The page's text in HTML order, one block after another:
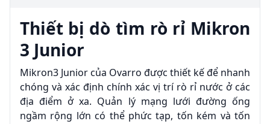
Thiết bị dò tìm rò rỉ Mikron
3 Junior
Mikron3 Junior của Ovarro được thiết kế để nhanh
chóng và xác định chính xác vị trí rò rỉ nước ở các
địa điểm ở xa. Quản lý mạng lưới đường ống
ngầm rộng lớn có thể phức tạp, tốn kém và tốn